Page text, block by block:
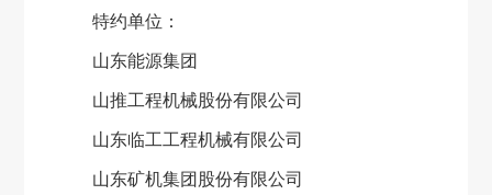
特约单位：
山东能源集团
山推工程机械股份有限公司
山东临工工程机械有限公司
山东矿机集团股份有限公司